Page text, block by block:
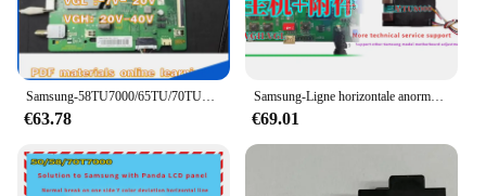
Samsung-58TU7000/65TU/70TU7000/Samsung RU KU TU résout le défaut de ligne horizontale anormale de la couleur Y cassée et Fies de manière fiable VGH VGL
€63.78
Samsung-Ligne horizontale anormale, RU, TU, Vgh, Vgl, Couleur cassée, Fix Y, PDF
€69.01